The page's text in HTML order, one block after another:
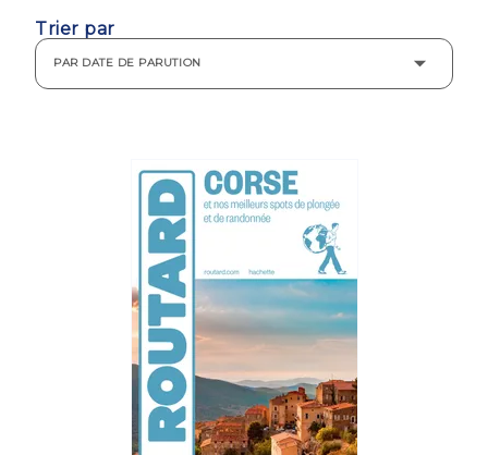
Trier par
PAR DATE DE PARUTION